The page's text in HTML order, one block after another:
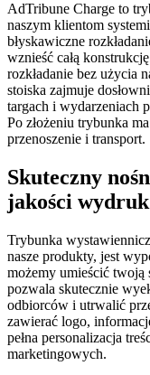
AdTribune Charge to
naszym klientom
błyskawiczne
wznieść całą
rozkładanie bez użycia
stoiska zajmuje
targach i wydarzeniach
Po złożeniu trybunka
przenoszenie i transport.
Skuteczny
jakości
Trybunka
nasze produkty, jest
możemy umieścić twoją
pozwala skutecznie
odbiorców i utrwalić
zawierać logo,
pełna personalizacja
marketingowych.